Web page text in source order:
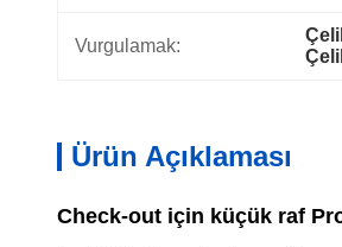
Vurgulamak:
Ürün Açıklaması
Check-out için küçük raf